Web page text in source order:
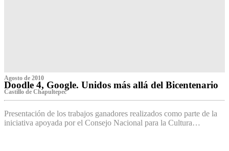
Agosto de 2010
Doodle 4, Google. Unidos más allá del Bicentenario
Castillo de Chapultepec
Presentación de los trabajos ganadores realizados como parte de la
iniciativa apoyada por el Consejo Nacional para la Cultura…